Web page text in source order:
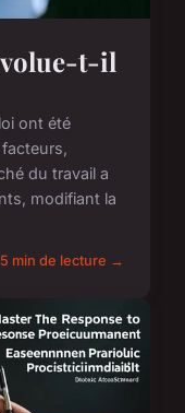
t-il
ont été
du travail a
modifiant la
5 min de lecture →